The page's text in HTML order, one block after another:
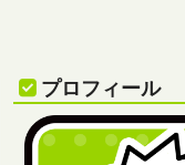
プロフィール